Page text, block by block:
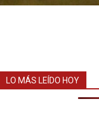
LO MÁS LEÍDO HOY